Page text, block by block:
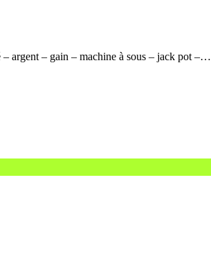
argent – gain – machine à sous – jack pot –…